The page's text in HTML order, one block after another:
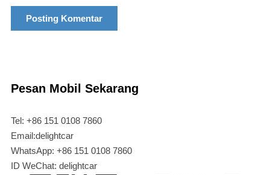
Pesan Mobil Sekarang
Tel: +86 151 0108 7860
Email:delightcar
WhatsApp: +86 151 0108 7860
ID WeChat: delightcar